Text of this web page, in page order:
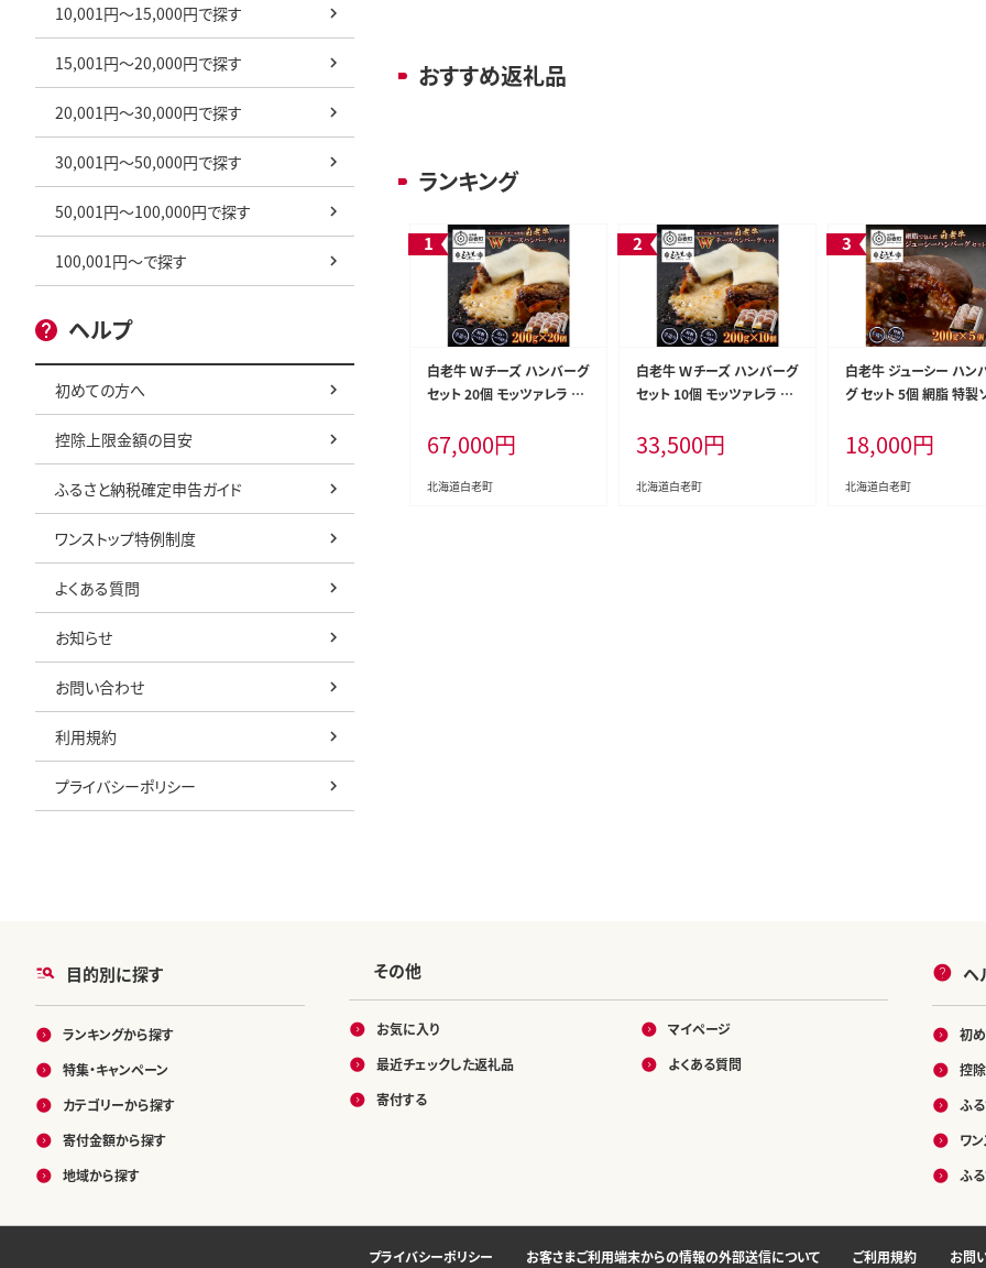
10,001円～15,000円で探す
15,001円～20,000円で探す
20,001円～30,000円で探す
30,001円～50,000円で探す
50,001円～100,000円で探す
100,001円～で探す
ヘルプ
初めての方へ
控除上限金額の目安
ふるさと納税確定申告ガイド
ワンストップ特例制度
よくある質問
お知らせ
お問い合わせ
利用規約
プライバシーポリシー
おすすめ返礼品
ランキング
白老牛 Ｗチーズ ハンバーグ
セット 20個 モッツァレラ 特
67,000円
北海道白老町
白老牛 Ｗチーズ ハンバーグ
セット 10個 モッツァレラ 特
33,500円
北海道白老町
白老牛 ジューシー ハン
グ セット 5個 網脂 特製
18,000円
北海道白老町
目的別に探す
ランキングから探す
特集・キャンペーン
カテゴリーから探す
寄付金額から探す
地域から探す
その他
お気に入り
最近チェックした返礼品
寄付する
マイページ
よくある質問
ヘ
初
控
ふ
ワ
ふる
プライバシーポリシー お客さまご利用端末からの情報の外部送信について ご利用規約 お問